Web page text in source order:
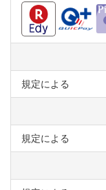
規定による
規定による